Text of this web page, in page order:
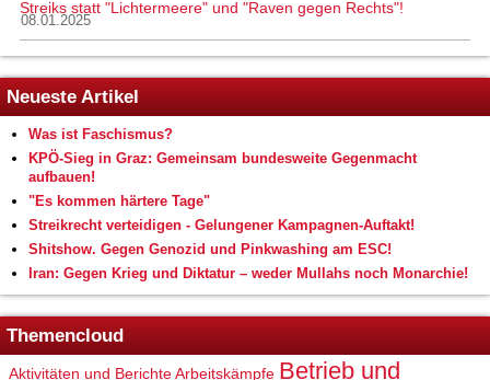
Streiks statt "Lichtermeere" und "Raven gegen Rechts"!
08.01.2025
Neueste Artikel
Was ist Faschismus?
KPÖ-Sieg in Graz: Gemeinsam bundesweite Gegenmacht
aufbauen!
"Es kommen härtere Tage"
Streikrecht verteidigen - Gelungener Kampagnen-Auftakt!
Shitshow. Gegen Genozid und Pinkwashing am ESC!
Iran: Gegen Krieg und Diktatur – weder Mullahs noch Monarchie!
Themencloud
Aktivitäten und BerichteArbeitskämpfe Betrieb und